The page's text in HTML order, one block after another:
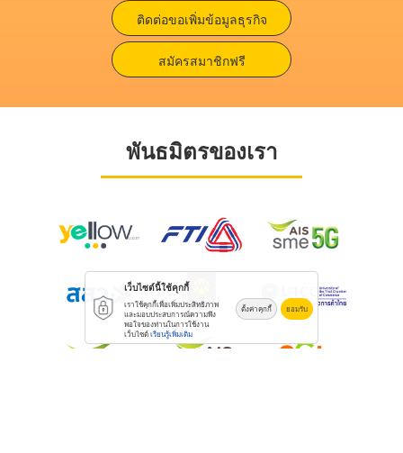
ติดต่อขอเพิ่มข้อมูลธุรกิจ
สมัครสมาชิกฟรี
พันธมิตรของเรา
เว็บไซต์นี้ใช้คุกกี้
เราใช้คุกกี้เพื่อเพิ่มประสิทธิภาพ
และมอบประสบการณ์ความพึง
พอใจของท่านในการใช้งาน
เว็บไซต์เรียนรู้เพิ่มเติม
ตั้งค่าคุกกี้ ยอมรับ